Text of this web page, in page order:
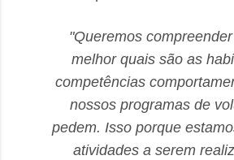
"Queremos
melhor quais são as
competências
nossos programas de
pedem. Isso porque
atividades a serem